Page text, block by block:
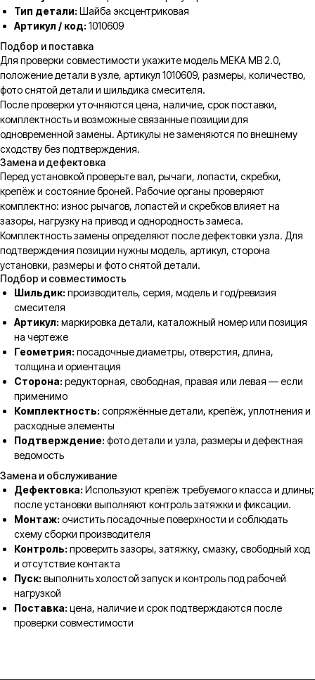
Тип детали: Шайба эксцентриковая
Артикул / код: 1010609
Подбор и поставка
Для проверки совместимости укажите модель MEKA MB 2.0,
положение детали в узле, артикул 1010609, размеры, количество,
фото снятой детали и шильдика смесителя.
После проверки уточняются цена, наличие, срок поставки,
комплектность и возможные связанные позиции для
одновременной замены. Артикулы не заменяются по внешнему
сходству без подтверждения.
Замена и дефектовка
Перед установкой проверьте вал, рычаги, лопасти, скребки,
крепёж и состояние броней. Рабочие органы проверяют
комплектно: износ рычагов, лопастей и скребков влияет на
зазоры, нагрузку на привод и однородность замеса.
Комплектность замены определяют после дефектовки узла. Для
подтверждения позиции нужны модель, артикул, сторона
установки, размеры и фото снятой детали.
Подбор и совместимость
Шильдик: производитель, серия, модель и год/ревизия
смесителя
Артикул: маркировка детали, каталожный номер или позиция
на чертеже
Геометрия: посадочные диаметры, отверстия, длина,
толщина и ориентация
Сторона: редукторная, свободная, правая или левая — если
применимо
Комплектность: сопряжённые детали, крепёж, уплотнения и
расходные элементы
Подтверждение: фото детали и узла, размеры и дефектная
ведомость
Замена и обслуживание
Дефектовка: Используют крепёж требуемого класса и длины;
после установки выполняют контроль затяжки и фиксации.
Монтаж: очистить посадочные поверхности и соблюдать
схему сборки производителя
Контроль: проверить зазоры, затяжку, смазку, свободный ход
и отсутствие контакта
Пуск: выполнить холостой запуск и контроль под рабочей
нагрузкой
Поставка: цена, наличие и срок подтверждаются после
проверки совместимости